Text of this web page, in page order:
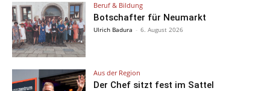
Beruf & Bildung
Botschafter für Neumarkt
Ulrich Badura - 6. August 2026
Aus der Region
Der Chef sitzt fest im Sattel